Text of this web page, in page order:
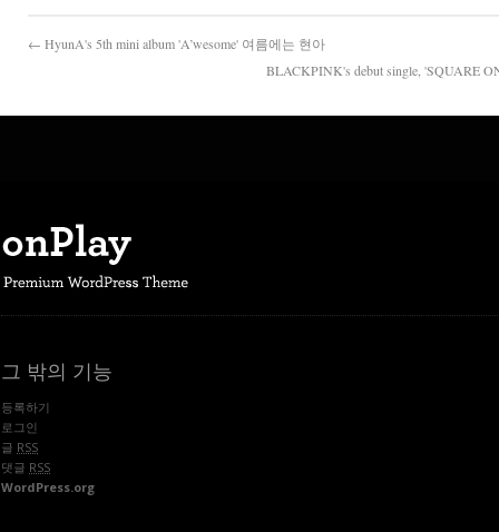
← HyunA's 5th mini album 'A’wesome' 여름에는 현아
BLACKPINK's debut single, 'SQUARE
그 밖의 기능
등록하기
로그인
글 RSS
댓글 RSS
WordPress.org